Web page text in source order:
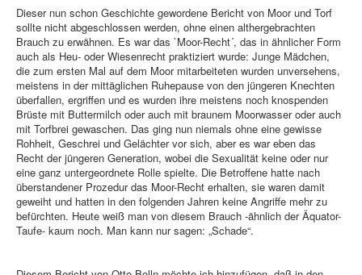
Dieser nun schon Geschichte gewordene Bericht von Moor und Torf
sollte nicht abgeschlossen werden, ohne einen althergebrachten
Brauch zu erwähnen. Es war das `Moor-Recht´, das in ähnlicher Form
auch als Heu- oder Wiesenrecht praktiziert wurde: Junge Mädchen,
die zum ersten Mal auf dem Moor mitarbeiteten wurden unversehens,
meistens in der mittäglichen Ruhepause von den jüngeren Knechten
überfallen, ergriffen und es wurden ihre meistens noch knospenden
Brüste mit Buttermilch oder auch mit braunem Moorwasser oder auch
mit Torfbrei gewaschen. Das ging nun niemals ohne eine gewisse
Rohheit, Geschrei und Gelächter vor sich, aber es war eben das
Recht der jüngeren Generation, wobei die Sexualität keine oder nur
eine ganz untergeordnete Rolle spielte. Die Betroffene hatte nach
überstandener Prozedur das Moor-Recht erhalten, sie waren damit
geweiht und hatten in den folgenden Jahren keine Angriffe mehr zu
befürchten. Heute weiß man von diesem Brauch -ähnlich der Äquator-
Taufe- kaum noch. Man kann nur sagen: „Schade“.